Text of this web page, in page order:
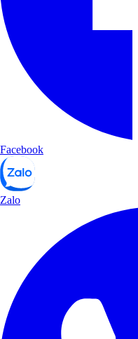
Facebook
Zalo